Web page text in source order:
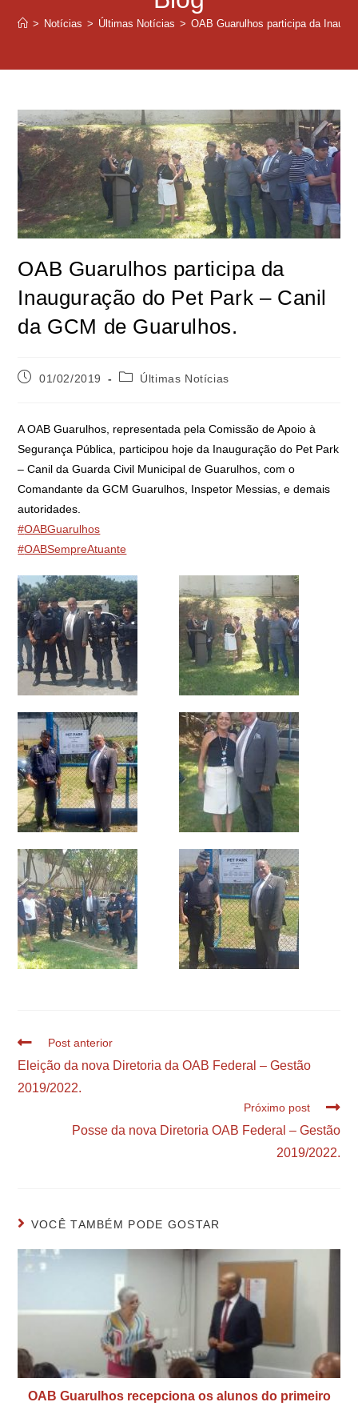
> Notícias > Últimas Notícias > OAB Guarulhos participa da
OAB Guarulhos participa da
Inauguração do Pet Park – Canil
da GCM de Guarulhos.
01/02/2019 Últimas Notícias
A OAB Guarulhos, representada pela Comissão de Apoio à
Segurança Pública, participou hoje da Inauguração do Pet Park
– Canil da Guarda Civil Municipal de Guarulhos, com o
Comandante da GCM Guarulhos, Inspetor Messias, e demais
autoridades.
#OABGuarulhos
#OABSempreAtuante
Post anterior
Eleição da nova Diretoria da OAB Federal – Gestão
2019/2022.
Próximo post
Posse da nova Diretoria OAB Federal – Gestão
2019/2022.
VOCÊ TAMBÉM PODE GOSTAR
OAB Guarulhos recepciona os alunos do primeiro